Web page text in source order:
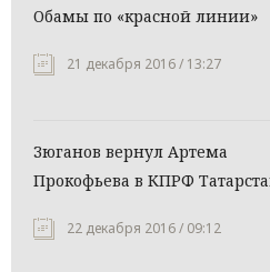
Обамы по «красной линии»
21 декабря 2016 / 13:27
Зюганов вернул Артема
Прокофьева в КПРФ
22 декабря 2016 / 09:12